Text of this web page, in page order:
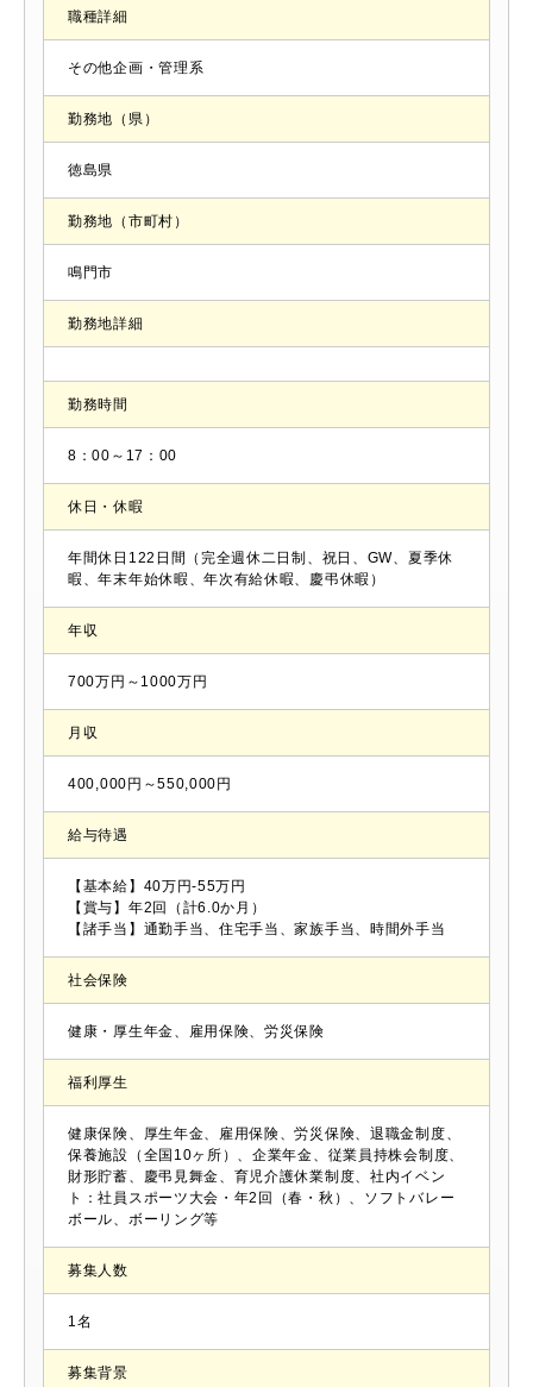
職種詳細
その他企画・管理系
勤務地（県）
徳島県
勤務地（市町村）
鳴門市
勤務地詳細
勤務時間
8：00～17：00
休日・休暇
年間休日122日間（完全週休二日制、祝日、GW、夏季休
暇、年末年始休暇、年次有給休暇、慶弔休暇）
年収
700万円～1000万円
月収
400,000円～550,000円
給与待遇
【基本給】40万円-55万円
【賞与】年2回（計6.0か月）
【諸手当】通勤手当、住宅手当、家族手当、時間外手当
社会保険
健康・厚生年金、雇用保険、労災保険
福利厚生
健康保険、厚生年金、雇用保険、労災保険、退職金制度、
保養施設（全国10ヶ所）、企業年金、従業員持株会制度、
財形貯蓄、慶弔見舞金、育児介護休業制度、社内イベン
ト：社員スポーツ大会・年2回（春・秋）、ソフトバレー
ボール、ボーリング等
募集人数
1名
募集背景